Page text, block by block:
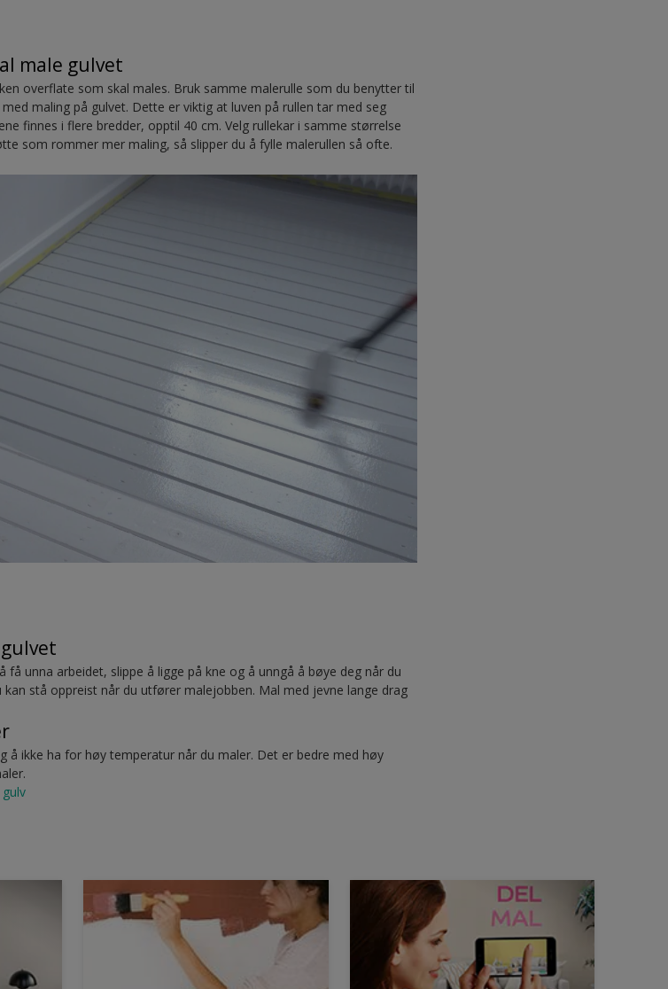
male gulvet
overflate som skal males. Bruk samme malerulle som du benytter til
maling på gulvet. Dette er viktig at luven på rullen tar med seg
finnes i flere bredder, opptil 40 cm. Velg rullekar i samme størrelse
som rommer mer maling, så slipper du å fylle malerullen så ofte.
unna arbeidet, slippe å ligge på kne og å unngå å bøye deg når du
stå oppreist når du utfører malejobben. Mal med jevne lange drag
å ikke ha for høy temperatur når du maler. Det er bedre med høy